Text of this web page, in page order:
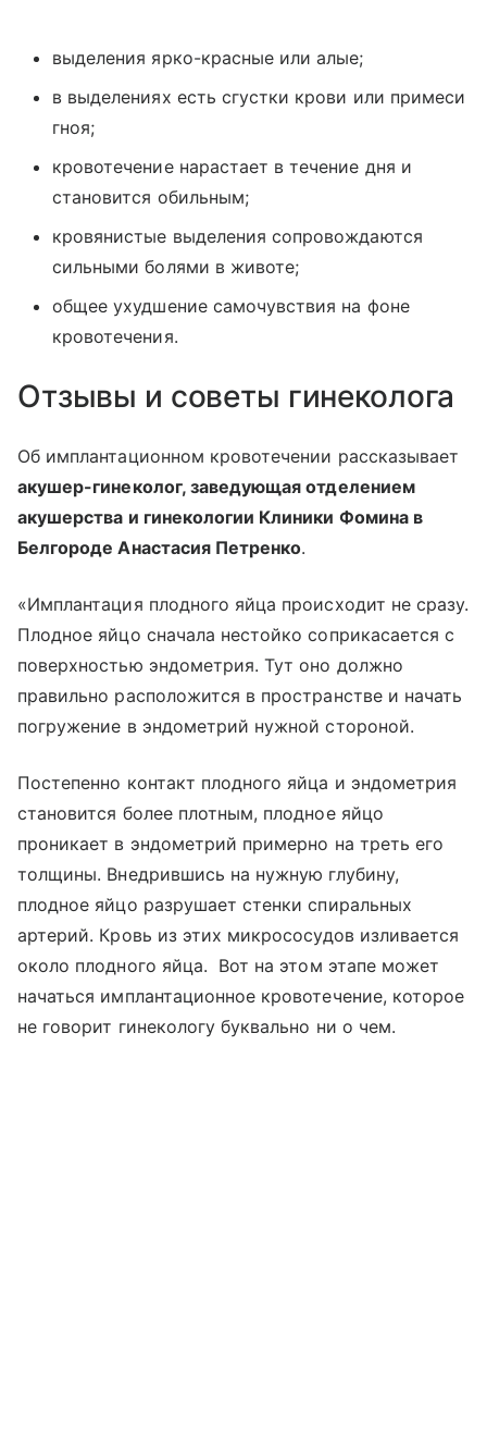
выделения ярко-красные или алые;
в выделениях есть сгустки крови или примеси
гноя;
кровотечение нарастает в течение дня и
становится обильным;
кровянистые выделения сопровождаются
сильными болями в животе;
общее ухудшение самочувствия на фоне
кровотечения.
Отзывы и советы гинеколога
Об имплантационном кровотечении рассказывает
акушер-гинеколог, заведующая отделением
акушерства и гинекологии Клиники Фомина в
Белгороде Анастасия Петренко.
«Имплантация плодного яйца происходит не сразу.
Плодное яйцо сначала нестойко соприкасается с
поверхностью эндометрия. Тут оно должно
правильно расположится в пространстве и начать
погружение в эндометрий нужной стороной.
Постепенно контакт плодного яйца и эндометрия
становится более плотным, плодное яйцо
проникает в эндометрий примерно на треть его
толщины. Внедрившись на нужную глубину,
плодное яйцо разрушает стенки спиральных
артерий. Кровь из этих микрососудов изливается
около плодного яйца. Вот на этом этапе может
начаться имплантационное кровотечение, которое
не говорит гинекологу буквально ни о чем.